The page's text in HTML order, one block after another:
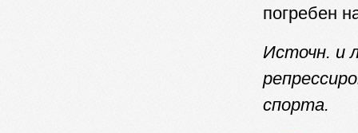
погребен
Источн. и
спорта.